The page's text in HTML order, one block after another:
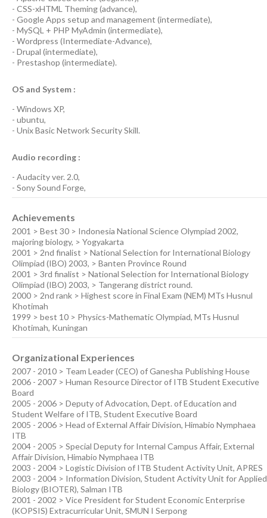
- CSS-xHTML Theming(advance),
- Google Apps setup and management (intermediate),
- MySQL + PHP MyAdmin (intermediate),
- Wordpress (Intermediate-Advance),
- Drupal (intermediate),
- Prestashop (intermediate).
OS and System :
- Windows XP,
- ubuntu,
- Unix Basic Network SecuritySkill.
Audio recording :
- Audacity ver. 2.0,
- Sony Sound Forge,
Achievements
2001 > Best 30 > Indonesia National Science Olympiad 2002,
majoring biology, > Yogyakarta
2001 > 2nd finalist > National Selection for International Biology
Olimpiad (IBO) 2003, > Banten Province Round
2001 > 3rd finalist > National Selection for International Biology
Olimpiad (IBO) 2003, > Tangerang district round.
2000 > 2nd rank > Highest score in Final Exam (NEM) MTs Husnul
Khotimah
1999 > best 10 > Physics-Mathematic Olympiad, MTs Husnul
Khotimah, Kuningan
Organizational Experiences
2007 - 2010 > Team Leader (CEO) of Ganesha Publishing House
2006 - 2007 > Human Resource Director of ITB Student Executive
Board
2005 - 2006 > Deputy of Advocation, Dept. of Education and
Student Welfare of ITB, Student Executive Board
2005 - 2006 > Head of External Affair Division, Himabio Nymphaea
ITB
2004 - 2005 > Special Deputy for Internal Campus Affair, External
Affair Division, Himabio Nymphaea ITB
2003 - 2004 > Logistic Division of ITB Student Activity Unit, APRES
2003 - 2004 > Information Division, Student Activity Unit for Applied
Biology (BIOTER), Salman ITB
2001 - 2002 > Vice President for Student Economic Enterprise
(KOPSIS) Extracurricular Unit, SMUN I Serpong